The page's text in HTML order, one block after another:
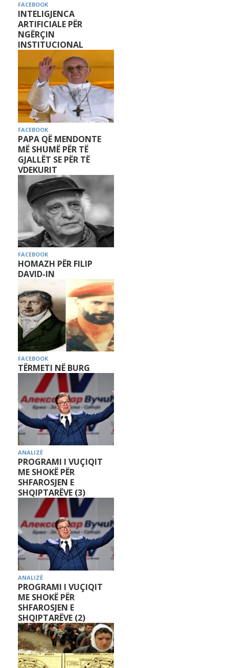
FACEBOOK
INTELIGJENCA
ARTIFICIALE PËR
NGËRÇIN
INSTITUCIONAL
FACEBOOK
PAPA QË MENDONTE
MË SHUMË PËR TË
GJALLËT SE PËR TË
VDEKURIT
FACEBOOK
HOMAZH PËR FILIP
DAVID-IN
FACEBOOK
TËRMETI NË BURG
ANALIZË
PROGRAMI I VUÇIQIT
ME SHOKË PËR
SHFAROSJEN E
SHQIPTARËVE (3)
ANALIZË
PROGRAMI I VUÇIQIT
ME SHOKË PËR
SHFAROSJEN E
SHQIPTARËVE (2)